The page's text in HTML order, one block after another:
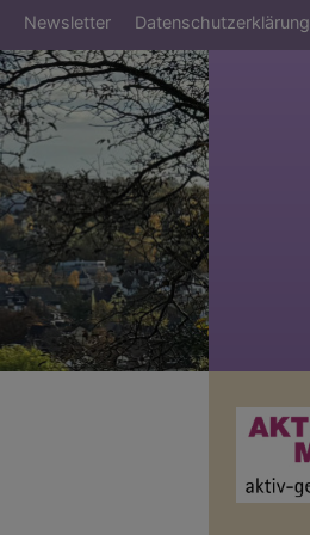
Newsletter Datenschutzerklärung